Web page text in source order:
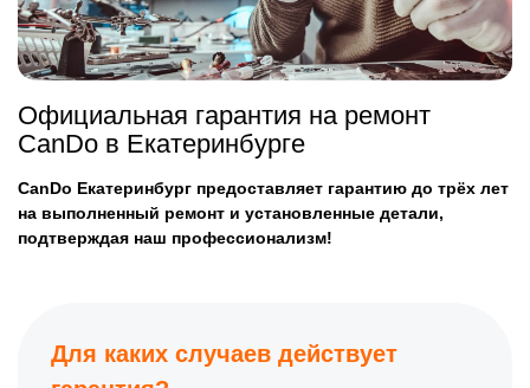
Официальная гарантия на ремонт
CanDo в Екатеринбурге
CanDo Екатеринбург предоставляет гарантию до трёх лет
на выполненный ремонт и установленные детали,
подтверждая наш профессионализм!
Для каких случаев действует